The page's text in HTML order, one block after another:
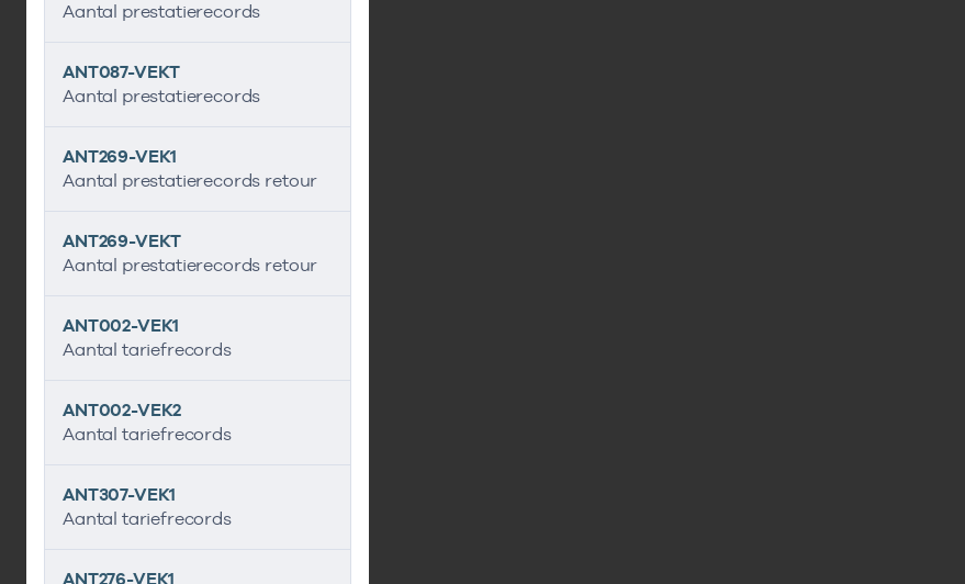
Aantal prestatierecords
ANT087-VEKT
Aantal prestatierecords
ANT269-VEK1
Aantal prestatierecords retour
ANT269-VEKT
Aantal prestatierecords retour
ANT002-VEK1
Aantal tariefrecords
ANT002-VEK2
Aantal tariefrecords
ANT307-VEK1
Aantal tariefrecords
ANT276-VEK1